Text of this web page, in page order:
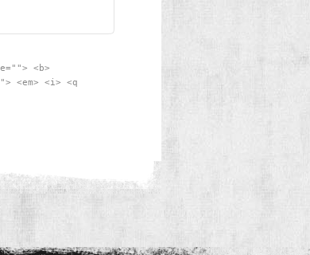
<b>
<em> <i> <q